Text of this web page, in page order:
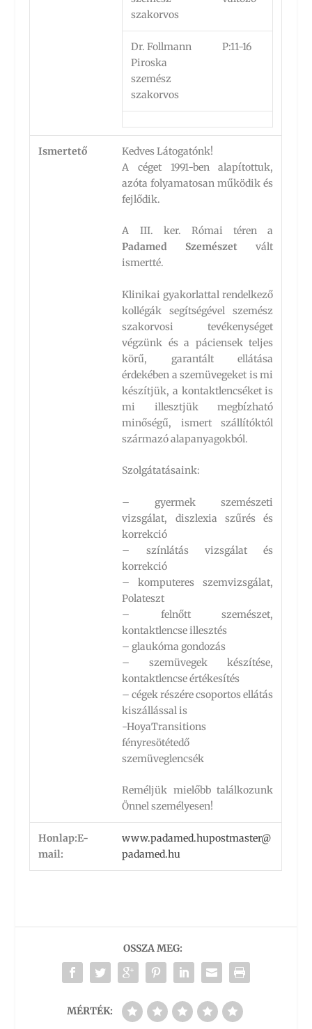
szakorvos
Dr. Follmann
Piroska
szemész
szakorvos
P:11-16
Ismertető
Kedves Látogatónk!
A céget 1991-ben alapítottuk,
azóta folyamatosan működik és
fejlődik.
A III. ker. Római téren a
Padamed Szemészet vált
ismertté.
Klinikai gyakorlattal rendelkező
kollégák segítségével szemész
szakorvosi tevékenységet
végzünk és a páciensek teljes
körű, garantált ellátása
érdekében a szemüvegeket is mi
készítjük, a kontaktlencséket is
mi illesztjük megbízható
minőségű, ismert szállítóktól
származó alapanyagokból.
Szolgátatásaink:
– gyermek szemészeti
vizsgálat, diszlexia szűrés és
korrekció
– színlátás vizsgálat és
korrekció
– komputeres szemvizsgálat,
Polateszt
– felnőtt szemészet,
kontaktlencse illesztés
– glaukóma gondozás
– szemüvegek készítése,
kontaktlencse értékesítés
– cégek részére csoportos ellátás
kiszállással is
-HoyaTransitions
fényresötétedő
szemüveglencsék
Reméljük mielőbb találkozunk
Önnel személyesen!
Honlap:E-
mail:
www.padamed.hupostmaster@
padamed.hu
OSSZA MEG:
MÉRTÉK: